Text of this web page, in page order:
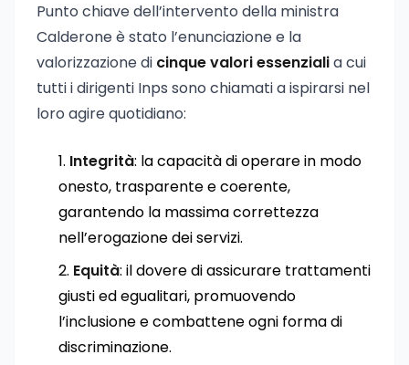
Punto chiave dell’intervento della ministra
Calderone è stato l’enunciazione e la
valorizzazione di cinque valori essenzialia cui
tutti i dirigenti Inps sono chiamati a ispirarsi nel
loro agire quotidiano:
Integrità: la capacità di operare in modo
onesto, trasparente e coerente,
garantendo la massima correttezza
nell’erogazione dei servizi.
Equità: il dovere di assicurare trattamenti
giusti ed egualitari, promuovendo
l’inclusione e combattene ogni forma di
discriminazione.